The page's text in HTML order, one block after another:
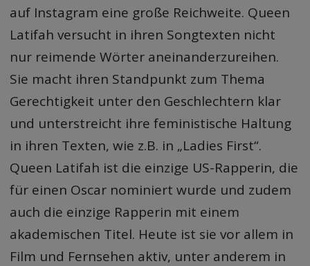
auf Instagram eine große Reichweite. Queen
Latifah versucht in ihren Songtexten nicht
nur reimende Wörter aneinanderzureihen.
Sie macht ihren Standpunkt zum Thema
Gerechtigkeit unter den Geschlechtern klar
und unterstreicht ihre feministische Haltung
in ihren Texten, wie z.B. in „Ladies First“.
Queen Latifah ist die einzige US-Rapperin, die
für einen Oscar nominiert wurde und zudem
auch die einzige Rapperin mit einem
akademischen Titel. Heute ist sie vor allem in
Film und Fernsehen aktiv, unter anderem in